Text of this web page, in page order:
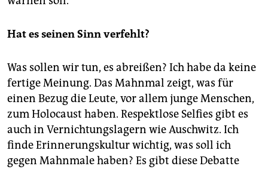
Hat es seinen Sinn verfehlt?
Was sollen wir tun, es abreißen? Ich habe da keine
fertige Meinung. Das Mahnmal zeigt, was für
einen Bezug die Leute, vor allem junge Menschen,
zum Holocaust haben. Respektlose Selfies gibt es
auch in Vernichtungslagern wie Auschwitz. Ich
finde Erinnerungskultur wichtig, was soll ich
gegen Mahnmale haben? Es gibt diese Debatte